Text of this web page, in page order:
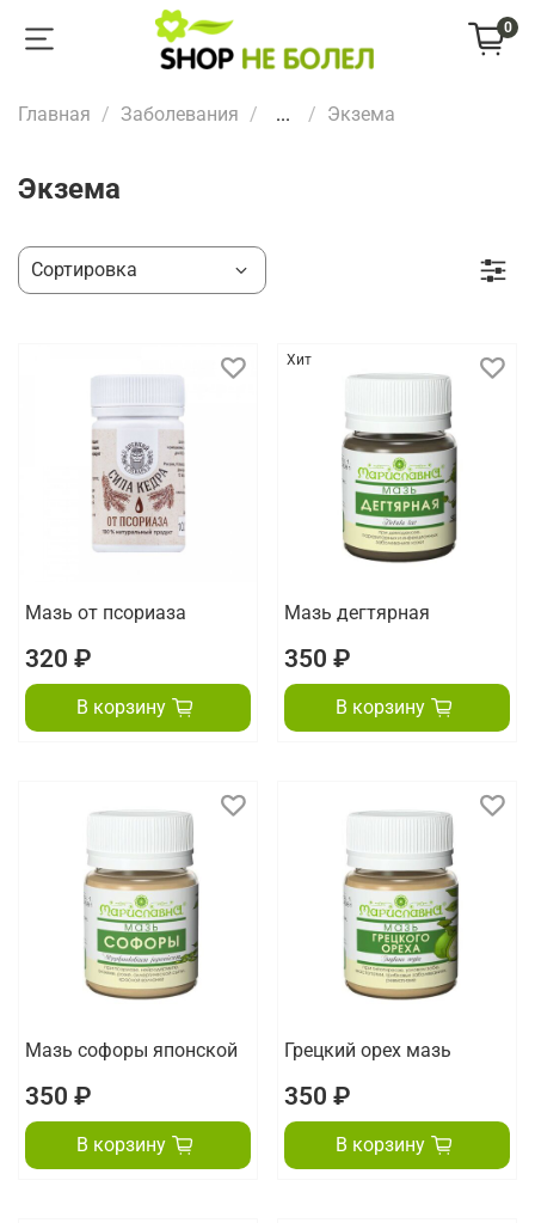
0
Главная Заболевания ... Экзема
Экзема
Мазь от псориаза
320 ₽
В корзину
Хит
Мазь дегтярная
350 ₽
В корзину
Мазь софоры японской
350 ₽
В корзину
Грецкий орех мазь
350 ₽
В корзину